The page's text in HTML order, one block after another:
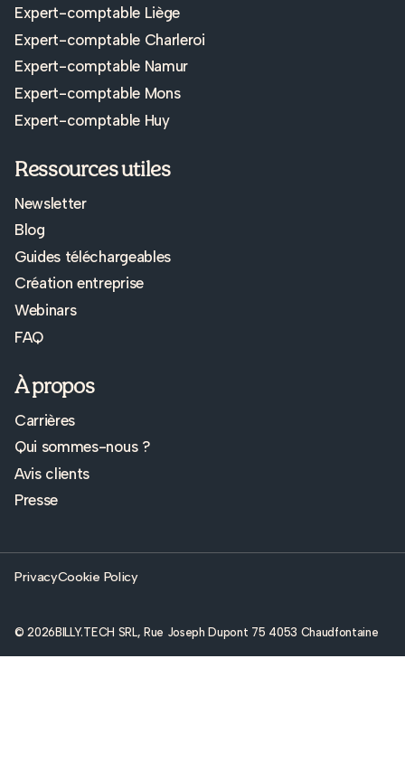
Expert-comptable Liège
Expert-comptable Charleroi
Expert-comptable Namur
Expert-comptable Mons
Expert-comptable Huy
Ressources utiles
Newsletter
Blog
Guides téléchargeables
Création entreprise
Webinars
FAQ
À propos
Carrières
Qui sommes-nous ?
Avis clients
Presse
© 2026 BILLY.TECH SRL, Rue Joseph Dupont 75 4053 Chaudfontaine
PrivacyCookie Policy